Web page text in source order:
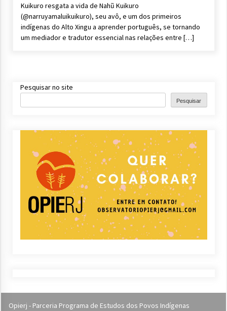
Kuikuro resgata a vida de Nahũ Kuikuro
(@narruyamaluikuikuro), seu avô, e um dos primeiros
indígenas do Alto Xingu a aprender português, se tornando
um mediador e tradutor essencial nas relações entre […]
Pesquisar no site
Pesquisar
Opierj - Parceria Programa de Estudos dos Povos Indígenas